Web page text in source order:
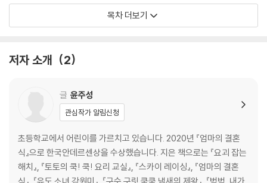
달라진 나 … 90
목차 더보기
저자 소개 2
글 윤주성
관심작가 알림신청
초등학교에서 어린이를 가르치고 있습니다. 2020년 『엄마의 결혼
식』으로 한국안데르센상을 수상했습니다. 지은 책으로는 『요괴 잡는
해치』, 『토토의 쿡! 쿡! 요리 교실』, 『스카이 레이싱』, 『엄마의 결혼